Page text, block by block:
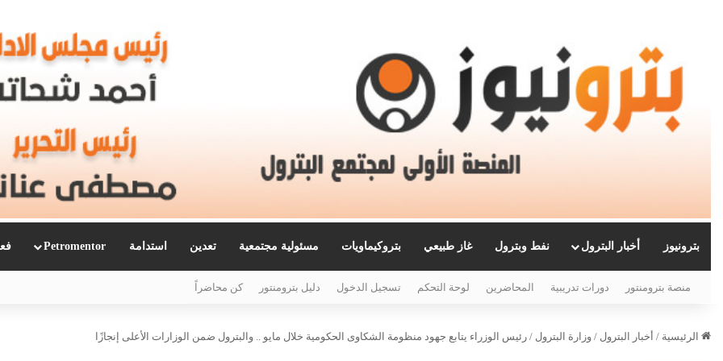
بترونيوز أخبار البترول نفط وبترول غاز طبيعي بتروكيماويات مسئولية مجتمعية تعدين استدامة Petromentor
منصة بترومنتور دورات تدريبية المحاضرين لوحة التحكم تسجيل الدخول دليل بترومنتور كن محاضراً
الرئيسية / أخبار البترول / وزارة البترول / رئيس الوزراء يتابع جهود منظومة الشكاوى الحكومية خلال مايو .. والبترول ضمن الوزارات الأعلى إنجازًا